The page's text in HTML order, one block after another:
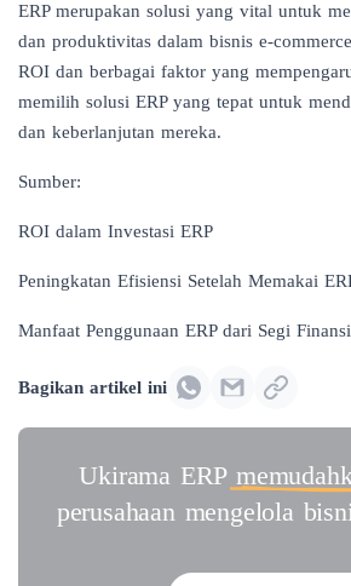
ERP merupakan solusi yang vital untuk
dan produktivitas dalam bisnis e-
ROI dan berbagai faktor yang
memilih solusi ERP yang tepat untuk
dan keberlanjutan mereka.
Sumber:
ROI dalam Investasi ERP
Peningkatan Efisiensi Setelah Memakai
Manfaat Penggunaan ERP dari Segi
Bagikan artikel ini
Ukirama ERP
perusahaan mengelola